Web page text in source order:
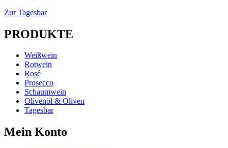
Zur Tagesbar
PRODUKTE
Weißwein
Rotwein
Rosé
Prosecco
Schaumwein
Olivenöl & Oliven
Tagesbar
Mein Konto